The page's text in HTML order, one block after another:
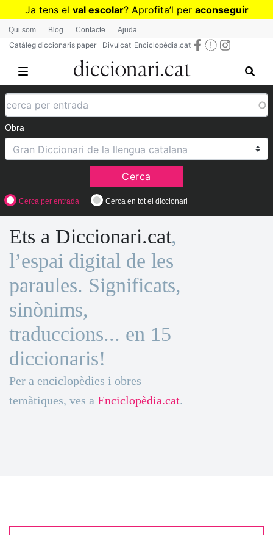
Vés
contingut
Ja tens el val escolar? Aprofita’l per aconseguir
diccionaris per a Primària o Secundària
Qui som Blog Contacte Ajuda
Catàleg diccionaris paper Divulcat Enciclopèdia.cat
Obra
Cerca
Cerca per entrada Cerca en tot el diccionari
Ets a Diccionari.cat,
l’espai digital de les
paraules. Significats,
sinònims,
traduccions... en 15
diccionaris!
Per a enciclopèdies i obres
temàtiques, ves a Enciclopèdia.cat.